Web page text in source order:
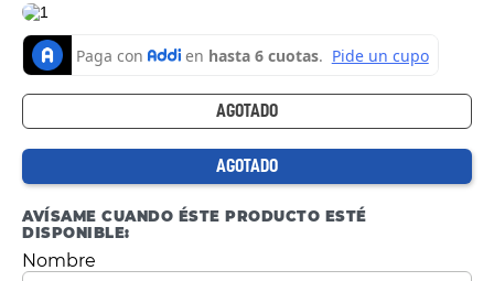
AGOTADO
AGOTADO
AVÍSAME CUANDO ÉSTE PRODUCTO ESTÉ
DISPONIBLE: